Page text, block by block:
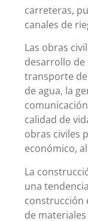
carreteras,
canales de
Las obras
desarrollo de
transporte
de agua, la
calidad de
obras civiles
económico,
La
una
construcción
de